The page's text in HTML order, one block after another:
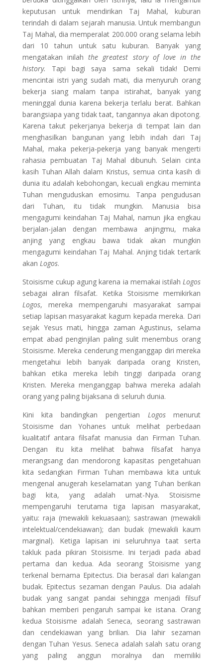
keputusan untuk mendirikan Taj Mahal, kuburan
terindah di dalam sejarah manusia. Untuk membangun
Taj Mahal, dia memperalat 200.000 orang selama lebih
dari 10 tahun untuk satu kuburan. Banyak yang
mengatakan inilahthe greatest story of love in the
history. Tapi bagi saya sama sekali tidak! Demi
mencintai istri yang sudah mati, dia menyuruh orang
bekerja siang malam tanpa istirahat, banyak yang
meninggal dunia karena bekerja terlalu berat. Bahkan
barangsiapa yang tidak taat, tangannya akan dipotong.
Karena takut pekerjanya bekerja di tempat lain dan
menghasilkan bangunan yang lebih indah dari Taj
Mahal, maka pekerja-pekerja yang banyak mengerti
rahasia pembuatan Taj Mahal dibunuh. Selain cinta
kasih Tuhan Allah dalam Kristus, semua cinta kasih di
dunia itu adalah kebohongan, kecuali engkau meminta
Tuhan menguduskan emosimu. Tanpa pengudusan
dari Tuhan, itu tidak mungkin. Manusia bisa
mengagumi keindahan Taj Mahal, namun jika engkau
berjalan-jalan dengan membawa anjingmu, maka
anjing yang engkau bawa tidak akan mungkin
mengagumi keindahan Taj Mahal. Anjing tidak tertarik
akan Logos.
Stoisisme cukup agung karena ia memakai istilahLogos
sebagai aliran filsafat. Ketika Stoisisme memikirkan
Logos, mereka mempengaruhi masyarakat sampai
setiap lapisan masyarakat kagum kepada mereka. Dari
sejak Yesus mati, hingga zaman Agustinus, selama
empat abad penginjilan paling sulit menembus orang
Stoisisme. Mereka cenderung menganggap diri mereka
mengetahui lebih banyak daripada orang Kristen,
bahkan etika mereka lebih tinggi daripada orang
Kristen. Mereka menganggap bahwa mereka adalah
orang yang paling bijaksana di seluruh dunia.
Kini kita bandingkan pengertian Logosmenurut
Stoisisme dan Yohanes untuk melihat perbedaan
kualitatif antara filsafat manusia dan Firman Tuhan.
Dengan itu kita melihat bahwa filsafat hanya
merangsang dan mendorong kapasitas pengetahuan
kita sedangkan Firman Tuhan membawa kita untuk
mengenal anugerah keselamatan yang Tuhan berikan
bagi kita, yang adalah umat-Nya. Stoisisme
mempengaruhi terutama tiga lapisan masyarakat,
yaitu: raja (mewakili kekuasaan); sastrawan (mewakili
intelektual/cendekiawan); dan budak (mewakili kaum
marginal). Ketiga lapisan ini seluruhnya taat serta
takluk pada pikiran Stoisisme. Ini terjadi pada abad
pertama dan kedua. Ada seorang Stoisisme yang
terkenal bernama Epitectus. Dia berasal dari kalangan
budak. Epitectus sezaman dengan Paulus. Dia adalah
budak yang sangat pandai sehingga menjadi filsuf
bahkan memberi pengaruh sampai ke istana. Orang
kedua Stoisisme adalah Seneca, seorang sastrawan
dan cendekiawan yang brilian. Dia lahir sezaman
dengan Tuhan Yesus. Seneca adalah salah satu orang
yang paling anggun moralnya dan memiliki